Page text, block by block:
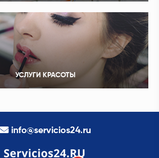
УСЛУГИ КРАСОТЫ
info@servicios24.ru